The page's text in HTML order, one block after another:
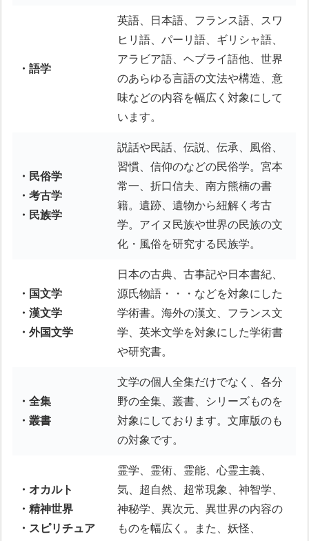
・語学
英語、日本語、フランス語、スワ
ヒリ語、パーリ語、ギリシャ語、
アラビア語、ヘブライ語他、世界
のあらゆる言語の文法や構造、意
味などの内容を幅広く対象にして
います。
・民俗学
・考古学
・民族学
説話や民話、伝説、伝承、風俗、
習慣、信仰のなどの民俗学。宮本
常一、折口信夫、南方熊楠の書
籍。遺跡、遺物から紐解く考古
学。アイヌ民族や世界の民族の文
化・風俗を研究する民族学。
・国文学
・漢文学
・外国文学
日本の古典、古事記や日本書紀、
源氏物語・・・などを対象にした
学術書。海外の漢文、フランス文
学、英米文学を対象にした学術書
や研究書。
・全集
・叢書
文学の個人全集だけでなく、各分
野の全集、叢書、シリーズものを
対象にしております。文庫版のも
の対象です。
・オカルト
・精神世界
・スピリチュア
霊学、霊術、霊能、心霊主義、
気、超自然、超常現象、神智学、
神秘学、異次元、異世界の内容の
ものを幅広く。また、妖怪、